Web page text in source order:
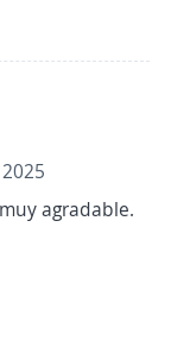
agradable.